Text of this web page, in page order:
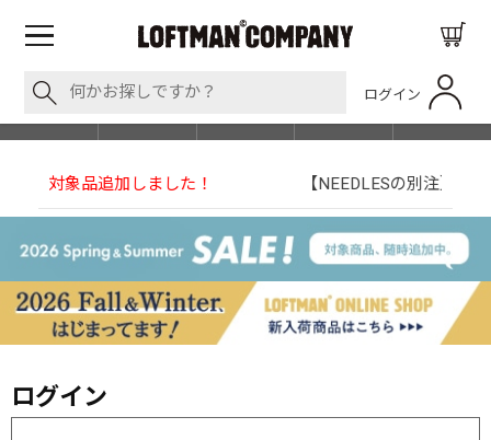
ログイン
SHOP LIST
【NEEDLESの別注】50周年 H.D. Track Pant
ログイン